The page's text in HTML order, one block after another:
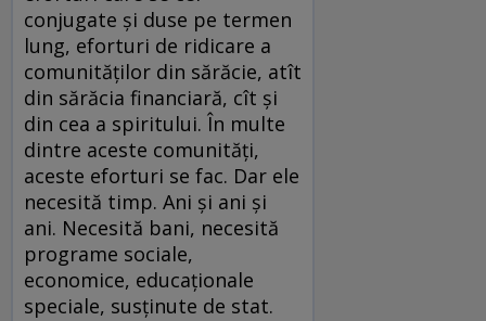
conjugate și duse pe termen
lung, eforturi de ridicare a
comunităților din sărăcie, atît
din sărăcia financiară, cît și
din cea a spiritului. În multe
dintre aceste comunități,
aceste eforturi se fac. Dar ele
necesită timp. Ani și ani și
ani. Necesită bani, necesită
programe sociale,
economice, educaționale
speciale, susținute de stat.